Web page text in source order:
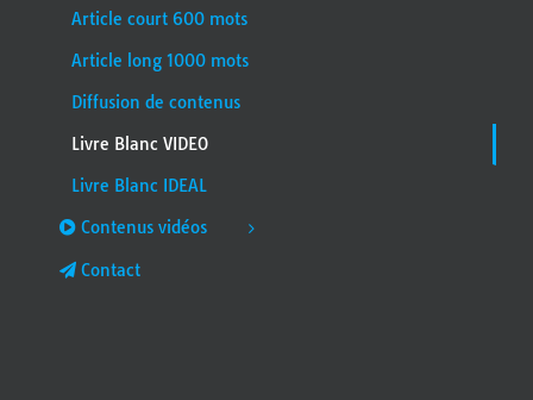
Article court 600 mots
Article long 1000 mots
Diffusion de contenus
Livre Blanc VIDEO
Livre Blanc IDEAL
Contenus vidéos
Contact